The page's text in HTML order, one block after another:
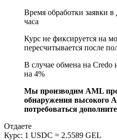
Время обработки заявки в
часа
Курс не фиксируется на
пересчитывается после
В случае обмена на Credo
на 4%
Мы производим AML
обнаружения высокого
потребоваться
Отдаете
Курс: 1 USDC = 2.5589 GEL